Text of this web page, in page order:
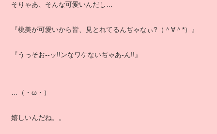
そりゃあ、そんな可愛いんだし…
『桃美が可愛いから皆、見とれてるんぢゃなぃ?（＾∀＾*）』
『うっそお‐‐ッ!!ンなワケないぢゃあ‐ん!!』
…（・ω・）
嬉しいんだね。。